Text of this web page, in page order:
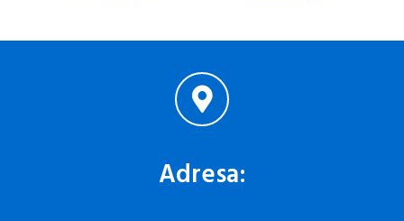
Adresa: